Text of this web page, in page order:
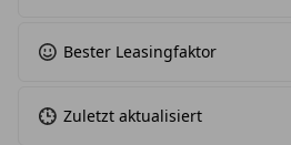
Bester Leasingfaktor
Zuletzt aktualisiert